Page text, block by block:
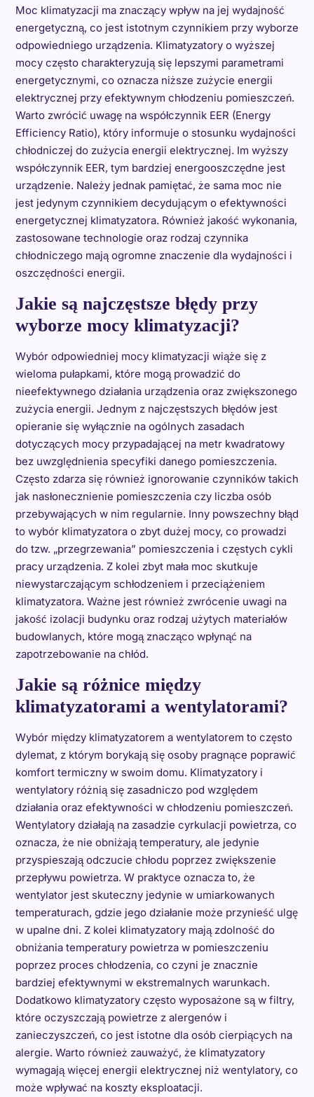
Moc klimatyzacji ma znaczący wpływ na jej wydajność
energetyczną, co jest istotnym czynnikiem przy wyborze
odpowiedniego urządzenia. Klimatyzatory o wyższej
mocy często charakteryzują się lepszymi parametrami
energetycznymi, co oznacza niższe zużycie energii
elektrycznej przy efektywnym chłodzeniu pomieszczeń.
Warto zwrócić uwagę na współczynnik EER (Energy
Efficiency Ratio), który informuje o stosunku wydajności
chłodniczej do zużycia energii elektrycznej. Im wyższy
współczynnik EER, tym bardziej energooszczędne jest
urządzenie. Należy jednak pamiętać, że sama moc nie
jest jedynym czynnikiem decydującym o efektywności
energetycznej klimatyzatora. Również jakość wykonania,
zastosowane technologie oraz rodzaj czynnika
chłodniczego mają ogromne znaczenie dla wydajności i
oszczędności energii.
Jakie są najczęstsze błędy przy
wyborze mocy klimatyzacji?
Wybór odpowiedniej mocy klimatyzacji wiąże się z
wieloma pułapkami, które mogą prowadzić do
nieefektywnego działania urządzenia oraz zwiększonego
zużycia energii. Jednym z najczęstszych błędów jest
opieranie się wyłącznie na ogólnych zasadach
dotyczących mocy przypadającej na metr kwadratowy
bez uwzględnienia specyfiki danego pomieszczenia.
Często zdarza się również ignorowanie czynników takich
jak nasłonecznienie pomieszczenia czy liczba osób
przebywających w nim regularnie. Inny powszechny błąd
to wybór klimatyzatora o zbyt dużej mocy, co prowadzi
do tzw. „przegrzewania” pomieszczenia i częstych cykli
pracy urządzenia. Z kolei zbyt mała moc skutkuje
niewystarczającym schłodzeniem i przeciążeniem
klimatyzatora. Ważne jest również zwrócenie uwagi na
jakość izolacji budynku oraz rodzaj użytych materiałów
budowlanych, które mogą znacząco wpłynąć na
zapotrzebowanie na chłód.
Jakie są różnice między
klimatyzatorami a wentylatorami?
Wybór między klimatyzatorem a wentylatorem to często
dylemat, z którym borykają się osoby pragnące poprawić
komfort termiczny w swoim domu. Klimatyzatory i
wentylatory różnią się zasadniczo pod względem
działania oraz efektywności w chłodzeniu pomieszczeń.
Wentylatory działają na zasadzie cyrkulacji powietrza, co
oznacza, że nie obniżają temperatury, ale jedynie
przyspieszają odczucie chłodu poprzez zwiększenie
przepływu powietrza. W praktyce oznacza to, że
wentylator jest skuteczny jedynie w umiarkowanych
temperaturach, gdzie jego działanie może przynieść ulgę
w upalne dni. Z kolei klimatyzatory mają zdolność do
obniżania temperatury powietrza w pomieszczeniu
poprzez proces chłodzenia, co czyni je znacznie
bardziej efektywnymi w ekstremalnych warunkach.
Dodatkowo klimatyzatory często wyposażone są w filtry,
które oczyszczają powietrze z alergenów i
zanieczyszczeń, co jest istotne dla osób cierpiących na
alergie. Warto również zauważyć, że klimatyzatory
wymagają więcej energii elektrycznej niż wentylatory, co
może wpływać na koszty eksploatacji.